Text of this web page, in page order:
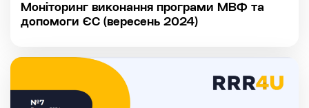
Моніторинг виконання програми МВФ та
допомоги ЄС (вересень 2024)